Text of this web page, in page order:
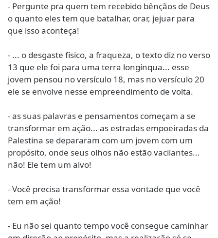
- Pergunte pra quem tem recebido bênçãos de Deus
o quanto eles tem que batalhar, orar, jejuar para
que isso aconteça!
- ... o desgaste físico, a fraqueza, o texto diz no verso
13 que ele foi para uma terra longínqua... esse
jovem pensou no versículo 18, mas no versículo 20
ele se envolve nesse empreendimento de volta.
- as suas palavras e pensamentos começam a se
transformar em ação... as estradas empoeiradas da
Palestina se depararam com um jovem com um
propósito, onde seus olhos não estão vacilantes...
não! Ele tem um alvo!
- Você precisa transformar essa vontade que você
tem em ação!
- Eu não sei quanto tempo você consegue caminhar